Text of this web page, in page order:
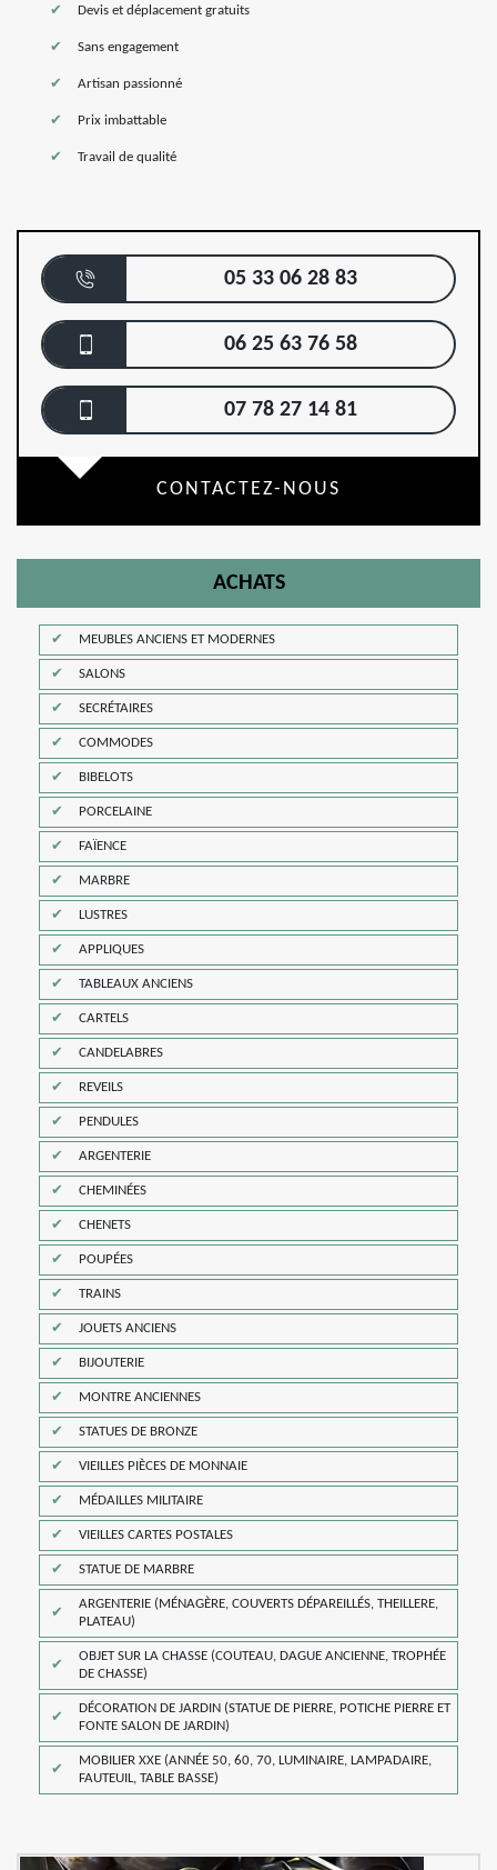
Devis et déplacement gratuits
Sans engagement
Artisan passionné
Prix imbattable
Travail de qualité
05 33 06 28 83
06 25 63 76 58
07 78 27 14 81
CONTACTEZ-NOUS
ACHATS
MEUBLES ANCIENS ET MODERNES
SALONS
SECRÉTAIRES
COMMODES
BIBELOTS
PORCELAINE
FAÏENCE
MARBRE
LUSTRES
APPLIQUES
TABLEAUX ANCIENS
CARTELS
CANDELABRES
REVEILS
PENDULES
ARGENTERIE
CHEMINÉES
CHENETS
POUPÉES
TRAINS
JOUETS ANCIENS
BIJOUTERIE
MONTRE ANCIENNES
STATUES DE BRONZE
VIEILLES PIÈCES DE MONNAIE
MÉDAILLES MILITAIRE
VIEILLES CARTES POSTALES
STATUE DE MARBRE
ARGENTERIE (MÉNAGÈRE, COUVERTS DÉPAREILLÉS, THEILLERE,
PLATEAU)
OBJET SUR LA CHASSE (COUTEAU, DAGUE ANCIENNE, TROPHÉE
DE CHASSE)
DÉCORATION DE JARDIN (STATUE DE PIERRE, POTICHE PIERRE ET
FONTE SALON DE JARDIN)
MOBILIER XXE (ANNÉE 50, 60, 70, LUMINAIRE, LAMPADAIRE,
FAUTEUIL, TABLE BASSE)